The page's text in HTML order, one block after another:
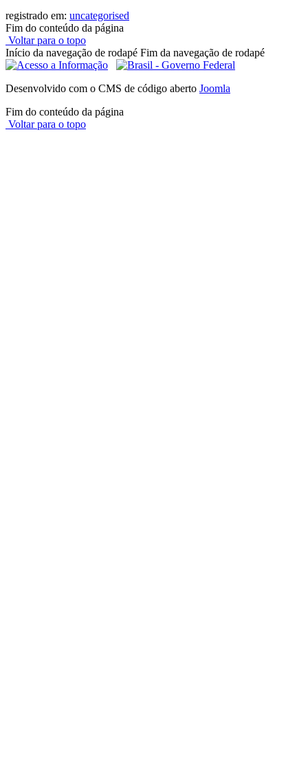
registrado em: uncategorised
Fim do conteúdo da página
Voltar para o topo
Início da navegação de rodapé Fim da navegação de rodapé
Desenvolvido com o CMS de código aberto Joomla
Fim do conteúdo da página
Voltar para o topo